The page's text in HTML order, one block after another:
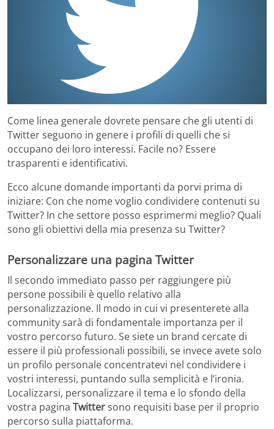
Come linea generale dovrete pensare che gli utenti di
Twitter seguono in genere i profili di quelli che si
occupano dei loro interessi. Facile no? Essere
trasparenti e identificativi.
Ecco alcune domande importanti da porvi prima di
iniziare: Con che nome voglio condividere contenuti su
Twitter? In che settore posso esprimermi meglio? Quali
sono gli obiettivi della mia presenza su Twitter?
Personalizzare una pagina Twitter
Il secondo immediato passo per raggiungere più
persone possibili è quello relativo alla
personalizzazione. Il modo in cui vi presenterete alla
community sarà di fondamentale importanza per il
vostro percorso futuro. Se siete un brand cercate di
essere il più professionali possibili, se invece avete solo
un profilo personale concentratevi nel condividere i
vostri interessi, puntando sulla semplicità e l’ironia.
Localizzarsi, personalizzare il tema e lo sfondo della
vostra pagina Twittersono requisiti base per il proprio
percorso sulla piattaforma.